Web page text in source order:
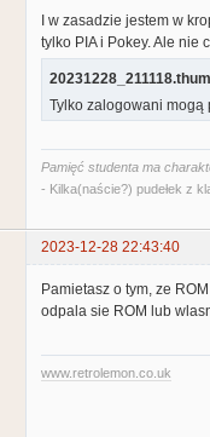
I w zasadzie jestem w
tylko PIA i Pokey. Ale nie
Tylko zalogowani mogą
Pamięć studenta ma
- Kilka(naście?) pudełek z
2023-12-28 22:43:40
Pamietasz o tym, ze
odpala sie ROM lub
www.retrolemon.co.uk